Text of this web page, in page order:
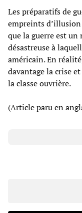
Les préparatifs de
empreints
que la guerre est un
désastreuse à
américain. En
davantage la crise
la classe ouvrière.
(Article paru en